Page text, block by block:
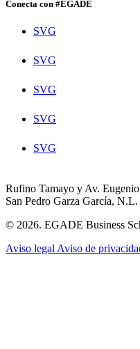
Conecta con #EGADE
SVG
SVG
SVG
SVG
SVG
Rufino Tamayo y Av.
San Pedro Garza García, N.L.
© 2026. EGADE Business
Aviso legal Aviso de